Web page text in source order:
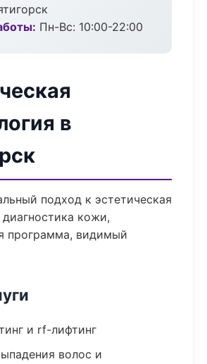
Пн-Вс: 10:00-22:00
в
подход к эстетическая
диагностика кожи,
программа, видимый
и rf-лифтинг
волос и